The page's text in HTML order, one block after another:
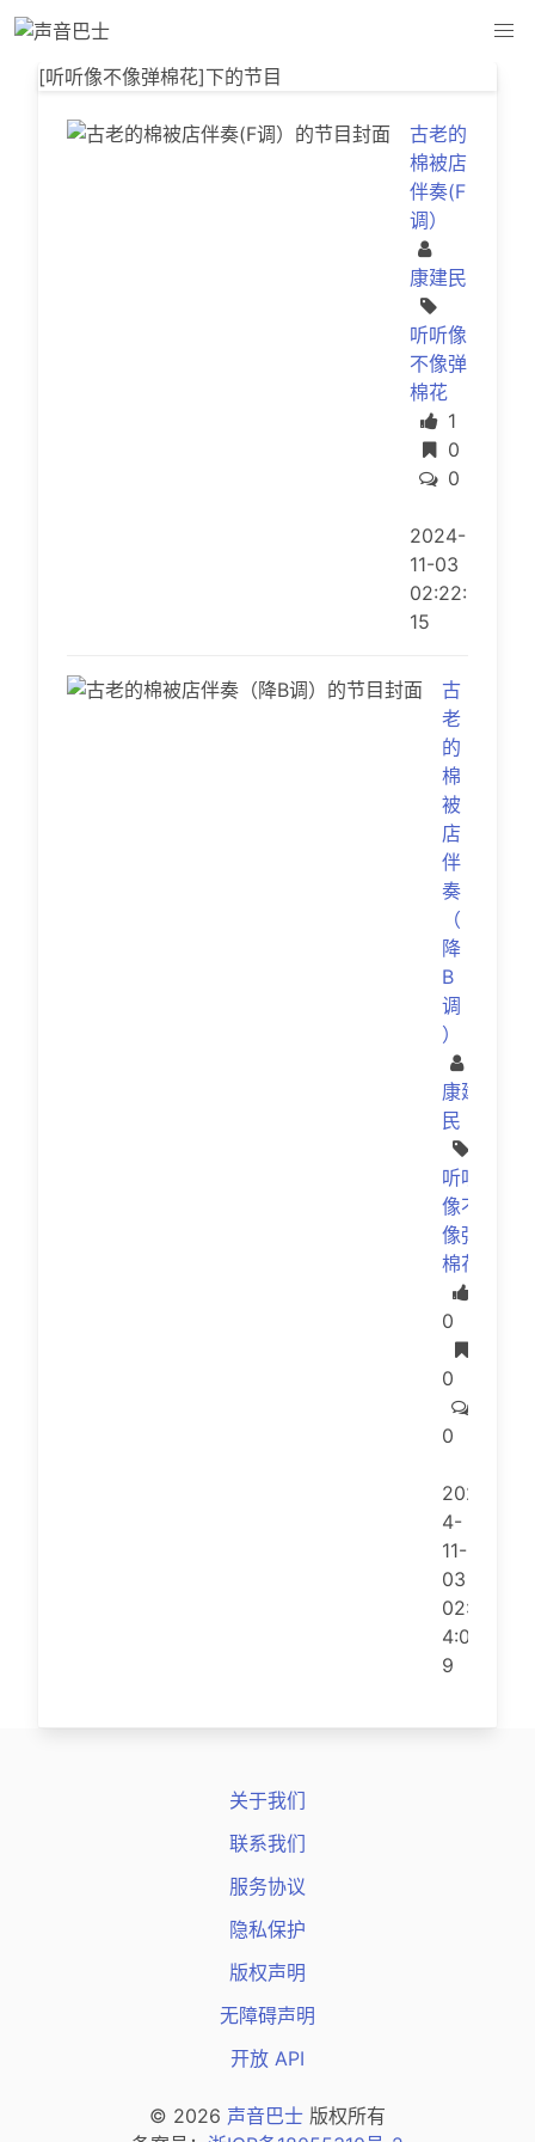
[听听像不像弹棉花]下的节目 - 声音巴士
[听听像不像弹棉花]下的节目
古老的
棉被店
伴奏(F
调）
康建民
听听像
不像弹
棉花
点赞
1
收藏
0
评论
0
2024-
11-03
02:22:
15
古
老
的
棉
被
店
伴
奏
（
降
B
调
）
康建
民
听听
像不
像弹
棉花
点赞
0
收藏
0
评论
0
202
4-
11-
03
02:1
4:0
9
关于我们
联系我们
服务协议
隐私保护
版权声明
无障碍声明
开放 API
© 2026 声音巴士 版权所有